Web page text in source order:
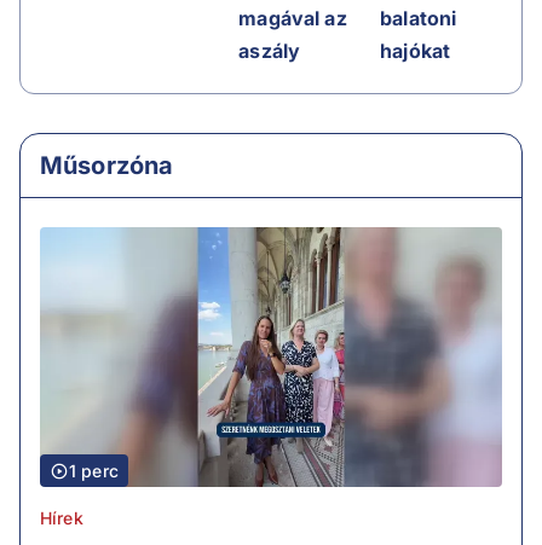
magával az
aszály
balatoni
hajókat
Műsorzóna
1 perc
Hírek